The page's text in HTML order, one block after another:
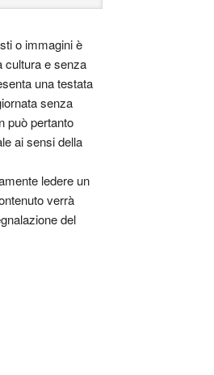
o immagini è
cultura e senza
una testata
senza
può pertanto
ai sensi della
ledere un
verrà
del